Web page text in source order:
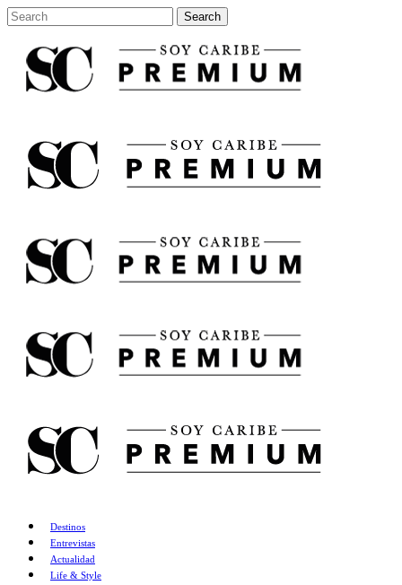
Destinos
Entrevistas
Actualidad
Life & Style